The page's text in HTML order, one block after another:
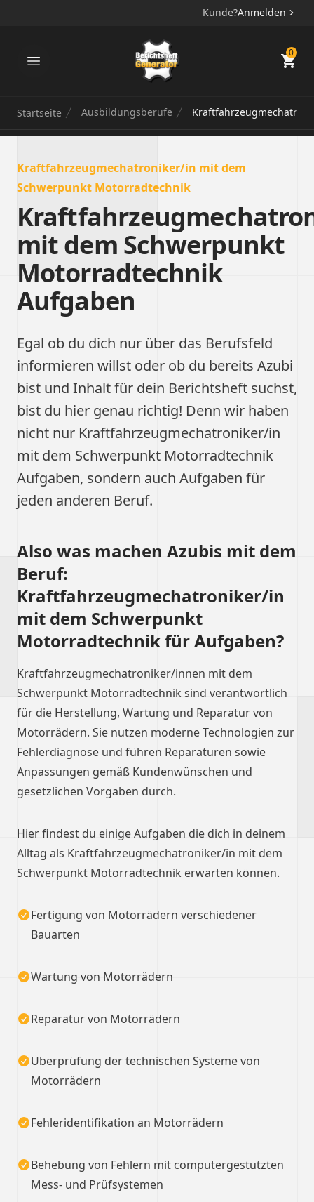
Kunde?Anmelden
Berichtsheft Generator 0
Startseite Ausbildungsberufe
Kraftfahrzeugmechatroniker/in mit dem
Schwerpunkt Motorradtechnik
mit dem Schwerpunkt
Motorradtechnik
Aufgaben
Egal ob du dich nur über das Berufsfeld
informieren willst oder ob du bereits Azubi
bist und Inhalt für dein Berichtsheft suchst,
bist du hier genau richtig! Denn wir haben
nicht nur Kraftfahrzeugmechatroniker/in
mit dem Schwerpunkt Motorradtechnik
Aufgaben, sondern auch Aufgaben für
jeden anderen Beruf.
Also was machen Azubis mit dem
Beruf:
Kraftfahrzeugmechatroniker/in
mit dem Schwerpunkt
Motorradtechnik für Aufgaben?
Kraftfahrzeugmechatroniker/innen mit dem
Schwerpunkt Motorradtechnik sind verantwortlich
für die Herstellung, Wartung und Reparatur von
Motorrädern. Sie nutzen moderne Technologien zur
Fehlerdiagnose und führen Reparaturen sowie
Anpassungen gemäß Kundenwünschen und
gesetzlichen Vorgaben durch.
Hier findest du einige Aufgaben die dich in deinem
Alltag als Kraftfahrzeugmechatroniker/in mit dem
Schwerpunkt Motorradtechnik erwarten können.
Fertigung von Motorrädern verschiedener
Bauarten
Wartung von Motorrädern
Reparatur von Motorrädern
Überprüfung der technischen Systeme von
Motorrädern
Fehleridentifikation an Motorrädern
Behebung von Fehlern mit computergestützten
Mess- und Prüfsystemen